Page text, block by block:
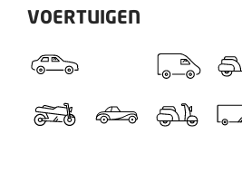
VOERTUIGEN